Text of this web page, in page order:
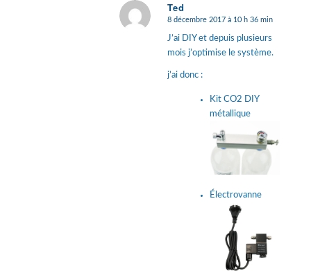
Ted
dit
8 décembre 2017 à 10 h 36 min
J’ai DIY et depuis plusieurs
mois j’optimise le système.
j’ai donc :
Kit CO2 DIY
métallique
Électrovanne